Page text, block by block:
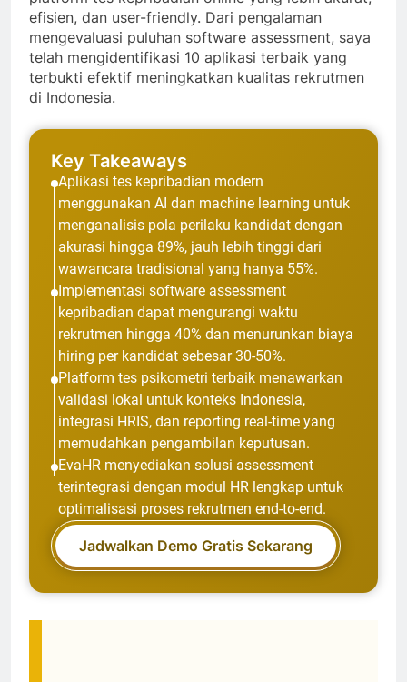
efisien, dan user-friendly. Dari pengalaman
mengevaluasi puluhan software assessment, saya
telah mengidentifikasi 10 aplikasi terbaik yang
terbukti efektif meningkatkan kualitas rekrutmen
di Indonesia.
Key Takeaways
Aplikasi tes kepribadian modern
menggunakan AI dan machine learning untuk
menganalisis pola perilaku kandidat dengan
akurasi hingga 89%, jauh lebih tinggi dari
wawancara tradisional yang hanya 55%.
Implementasi software assessment
kepribadian dapat mengurangi waktu
rekrutmen hingga 40% dan menurunkan biaya
hiring per kandidat sebesar 30-50%.
Platform tes psikometri terbaik menawarkan
validasi lokal untuk konteks Indonesia,
integrasi HRIS, dan reporting real-time yang
memudahkan pengambilan keputusan.
EvaHR menyediakan solusi assessment
terintegrasi dengan modul HR lengkap untuk
optimalisasi proses rekrutmen end-to-end.
Jadwalkan Demo Gratis Sekarang